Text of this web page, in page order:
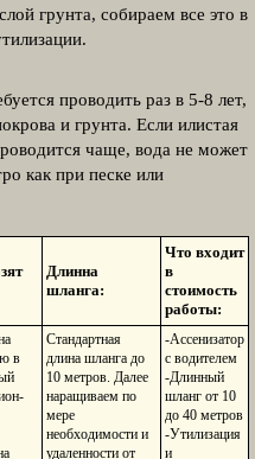
грунта, собираем все это в
проводить раз в 5-8 лет,
и грунта. Если илистая
чаще, вода не может
как при песке или
Длинна
шланга:
Что входит
в
стоимость
работы:
в
Стандартная
длина шланга до
10 метров. Далее
наращиваем по
мере
необходимости и
удаленности от
-Ассенизатор
с водителем
-Длинный
шланг от 10
до 40 метров
-Утилизация
и